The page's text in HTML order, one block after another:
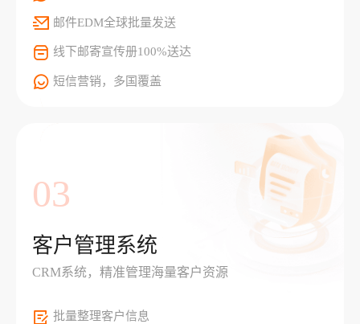
邮件EDM全球批量发送
线下邮寄宣传册100%送达
短信营销，多国覆盖
03
客户管理系统
CRM系统，精准管理海量客户资源
批量整理客户信息